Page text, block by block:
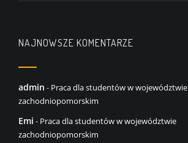
NAJNOWSZE KOMENTARZE
admin - Praca dla studentów w województwie
zachodniopomorskim
Emi - Praca dla studentów w województwie
zachodniopomorskim